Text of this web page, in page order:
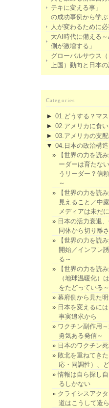
テキに変える事」
の成功事例から学ぶ
人が変わるために
大AI時代に備える
側が激増する」
グローバルサウス
上国）動向と日本
Categories
► 01.どうする？マ
► 02.アメリカに食
► 03.アメリカの支
▼ 04.日本の政治構造
【世界の力を読
ーダーは育たな
うリーダー？信
～
【世界の力を読
見えること／中
メディアは未だ
日本の活力衰退
同体から切り離
【世界の力を読
開始／インフレ
る～
【世界の力を読
（地球温暖化）
をたどっている～
幕府側から見た
日本を変えるに
事実追求から
ワクチン副作用
勇気ある発信～
日本のワクチン
敗北を重ねてき
応・同調性）、
情報は自ら探し
るしかない
クライシスアク
道はこうして造